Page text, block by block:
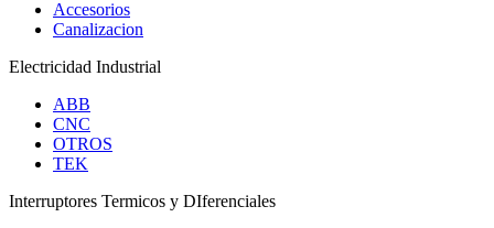
Accesorios
Canalizacion
Electricidad Industrial
ABB
CNC
OTROS
TEK
Interruptores Termicos y DIferenciales